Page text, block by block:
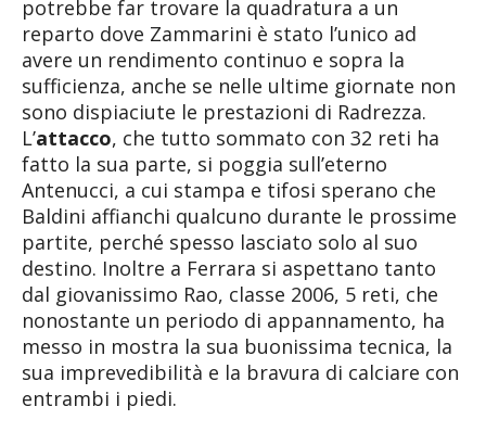
potrebbe far trovare la quadratura a un
reparto dove Zammarini è stato l’unico ad
avere un rendimento continuo e sopra la
sufficienza, anche se nelle ultime giornate non
sono dispiaciute le prestazioni di Radrezza.
L’attacco, che tutto sommato con 32 reti ha
fatto la sua parte, si poggia sull’eterno
Antenucci, a cui stampa e tifosi sperano che
Baldini affianchi qualcuno durante le prossime
partite, perché spesso lasciato solo al suo
destino. Inoltre a Ferrara si aspettano tanto
dal giovanissimo Rao, classe 2006, 5 reti, che
nonostante un periodo di appannamento, ha
messo in mostra la sua buonissima tecnica, la
sua imprevedibilità e la bravura di calciare con
entrambi i piedi.